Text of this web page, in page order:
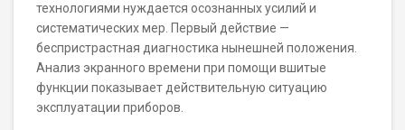
технологиями нуждается осознанных усилий и
систематических мер. Первый действие —
беспристрастная диагностика нынешней положения.
Анализ экранного времени при помощи вшитые
функции показывает действительную ситуацию
эксплуатации приборов.